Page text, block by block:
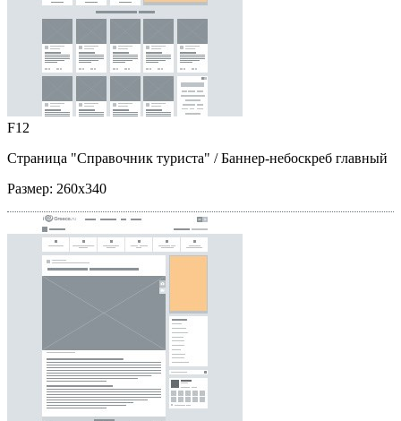
F12
Страница "Справочник туриста" / Баннер-небоскреб главный
Размер: 260x340